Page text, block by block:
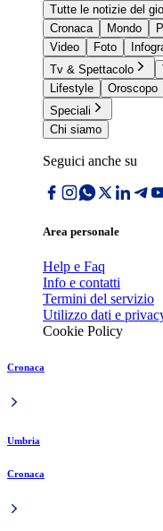
Tutte le notizie del
Cronaca
Mondo
Video
Foto
Tv & Spettacolo
Lifestyle
Oroscopo
Speciali
Chi siamo
Seguici anche su
Area personale
Help e Faq
Info e contatti
Termini del servizio
Utilizzo dati e
Cookie Policy
Cronaca
Umbria
Cronaca